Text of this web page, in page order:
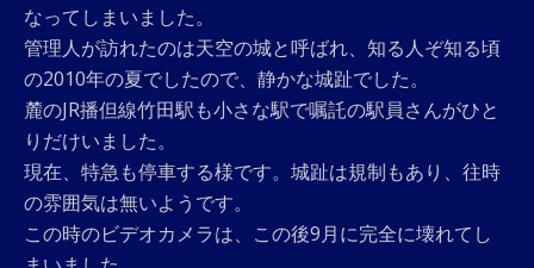
なってしまいました。
管理人が訪れたのは天空の城と呼ばれ、知る人ぞ知る頃
の2010年の夏でしたので、静かな城趾でした。
麓のJR播但線竹田駅も小さな駅で嘱託の駅員さんがひと
りだけいました。
現在、特急も停車する様です。城趾は規制もあり、往時
の雰囲気は無いようです。
この時のビデオカメラは、この後9月に完全に壊れてし